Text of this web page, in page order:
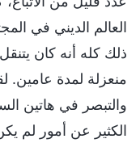
العالم الديني في
ذلك كله أنه كان
منعزلة لمدة عامين.
والتبصر في هاتين
الكثير عن أمور لم